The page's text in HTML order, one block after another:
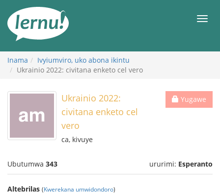
rupapuro
rw'ibirimwo
Inama
Ivyiumviro, uko abona ikintu
Ukrainio 2022: civitana enketo cel vero
Yugawe
Ukrainio 2022:
civitana enketo cel
vero
ca, kivuye
Ubutumwa 343 ururimi: Esperanto
Altebrilas (Kwerekana umwidondoro)